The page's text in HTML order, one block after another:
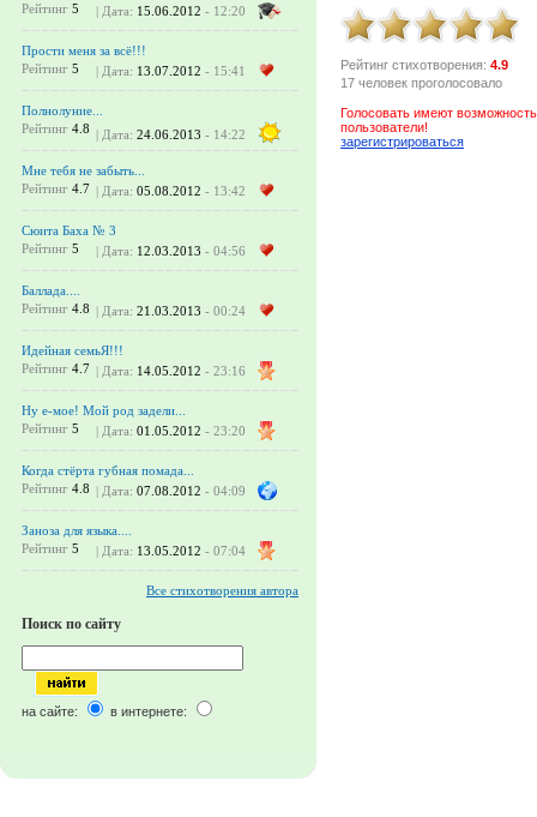
Рейтинг 5 | Дата: 15.06.2012 - 12:20
Прости меня за всё!!!
Рейтинг 5 | Дата: 13.07.2012 - 15:41
Полнолуние...
Рейтинг 4.8 | Дата: 24.06.2013 - 14:22
Мне тебя не забыть...
Рейтинг 4.7 | Дата: 05.08.2012 - 13:42
Сюита Баха № 3
Рейтинг 5 | Дата: 12.03.2013 - 04:56
Баллада....
Рейтинг 4.8 | Дата: 21.03.2013 - 00:24
Идейная семьЯ!!!
Рейтинг 4.7 | Дата: 14.05.2012 - 23:16
Ну е-мое! Мой род задели...
Рейтинг 5 | Дата: 01.05.2012 - 23:20
Когда стёрта губная помада...
Рейтинг 4.8 | Дата: 07.08.2012 - 04:09
Заноза для языка....
Рейтинг 5 | Дата: 13.05.2012 - 07:04
Все стихотворения автора
Поиск по сайту
на сайте: в интернете:
Рейтинг стихотворения: 4.9
17 человек проголосовало
Голосовать имеют
пользователи!
зарегистрироваться